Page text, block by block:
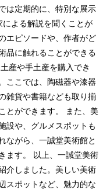
は定期的に、特別な展示
よる解説を聞くことが
エピソードや、作者がど
品に触れることができる
産や手土産を購入でき
ここでは、陶磁器や漆器
雑貨や書籍なども取り揃
とができます。 また、美
設や、グルメスポットも
ながら、一誠堂美術館と
ます。 以上、一誠堂美術
介しました。美しい美術
スポットなど、魅力的な